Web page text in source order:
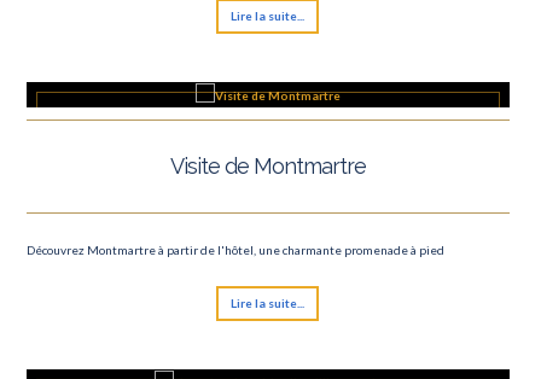
Lire la suite...
Visite de Montmartre
Découvrez Montmartre à partir de l'hôtel, une charmante promenade à pied
Lire la suite...